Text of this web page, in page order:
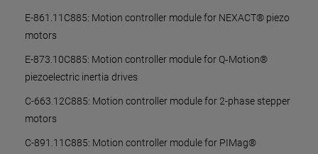
E-861.11C885: Motion controller module for NEXACT® piezo
motors
E-873.10C885: Motion controller module for Q‑Motion®
piezoelectric inertia drives
C-663.12C885: Motion controller module for 2-phase stepper
motors
C-891.11C885: Motion controller module for PIMag®